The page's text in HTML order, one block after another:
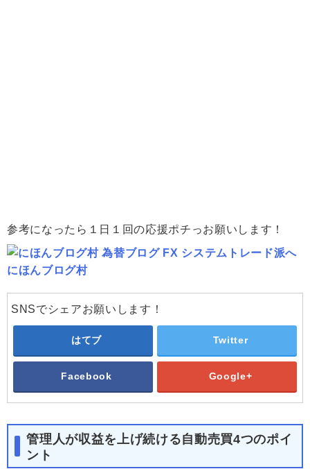
参考になったら１日１回の応援ポチっお願いします！
にほんブログ村
SNSでシェアお願いします！
はてブ Twitter
Facebook Google+
管理人が収益を上げ続ける自動売買4つのポイ
ント